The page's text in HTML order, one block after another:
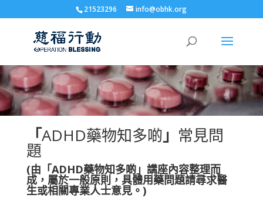
21523296 info@obhk.org
「ADHD藥物知多啲 」 常見問
題
(由「ADHD藥物知多啲」講座內容整理而
成，屬於一般原則，具體用藥問題請尋求醫
生或相關專業人士意見。)